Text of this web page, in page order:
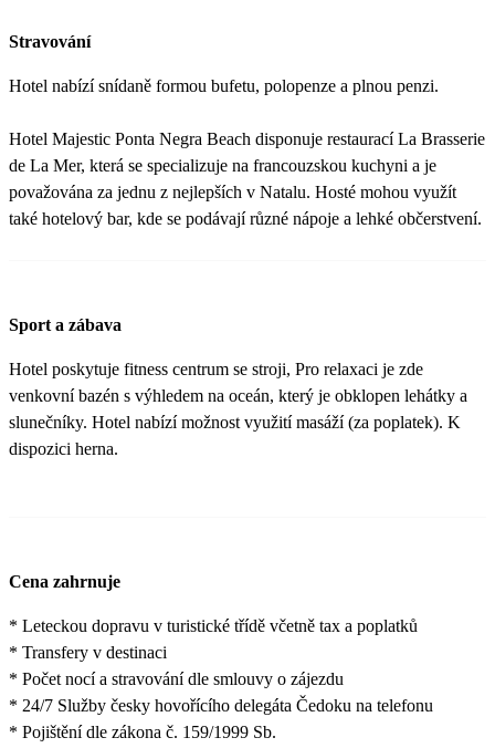
Stravování
Hotel nabízí snídaně formou bufetu, polopenze a plnou penzi.
Hotel Majestic Ponta Negra Beach disponuje restaurací La Brasserie
de La Mer, která se specializuje na francouzskou kuchyni a je
považována za jednu z nejlepších v Natalu. Hosté mohou využít
také hotelový bar, kde se podávají různé nápoje a lehké občerstvení.
Sport a zábava
Hotel poskytuje fitness centrum se stroji, Pro relaxaci je zde
venkovní bazén s výhledem na oceán, který je obklopen lehátky a
slunečníky. Hotel nabízí možnost využití masáží (za poplatek). K
dispozici herna.
Cena zahrnuje
* Leteckou dopravu v turistické třídě včetně tax a poplatků
* Transfery v destinaci
* Počet nocí a stravování dle smlouvy o zájezdu
* 24/7 Služby česky hovořícího delegáta Čedoku na telefonu
* Pojištění dle zákona č. 159/1999 Sb.